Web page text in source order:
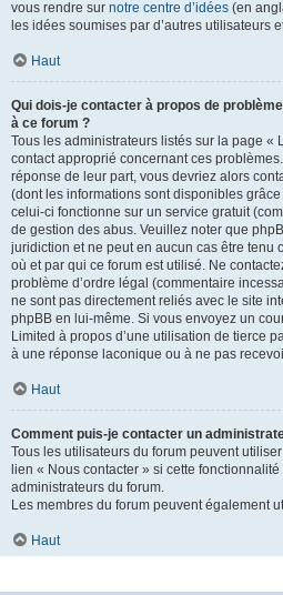
vous rendre sur notre centre d’idées (en
les idées soumises par d’autres utilisateurs
Haut
Qui dois-je contacter à propos de
à ce forum ?
Tous les administrateurs listés sur la page «
contact approprié concernant ces
réponse de leur part, vous devriez alors
(dont les informations sont disponibles grâce
celui-ci fonctionne sur un service gratuit
de gestion des abus. Veuillez noter que
juridiction et ne peut en aucun cas être tenu
où et par qui ce forum est utilisé. Ne
problème d’ordre légal (commentaire
ne sont pas directement reliés avec le site
phpBB en lui-même. Si vous envoyez un
Limited à propos d’une utilisation de tierce
à une réponse laconique ou à ne pas
Haut
Comment puis-je contacter un
Tous les utilisateurs du forum peuvent
lien « Nous contacter » si cette
administrateurs du forum.
Les membres du forum peuvent également
Haut